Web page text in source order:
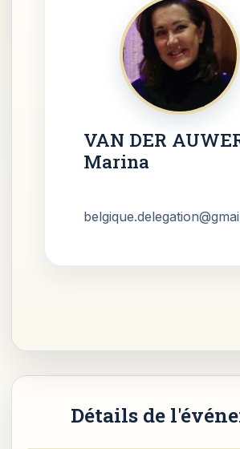
VAN DER
Marina
Détails de